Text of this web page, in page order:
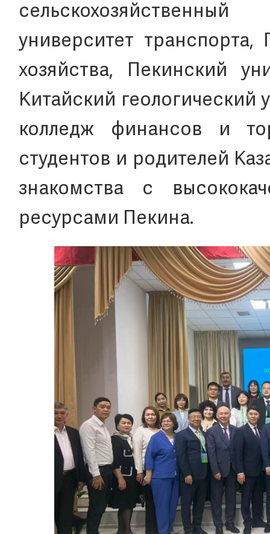
университет транспорта,
хозяйства, Пекинский
Китайский
колледж финансов и
студентов и родителей
знакомства с
ресурсами Пекина.